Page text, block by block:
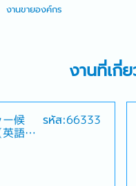
งานขายองค์กร
งานที่เกี่
ー候
語や
รหัส:66333